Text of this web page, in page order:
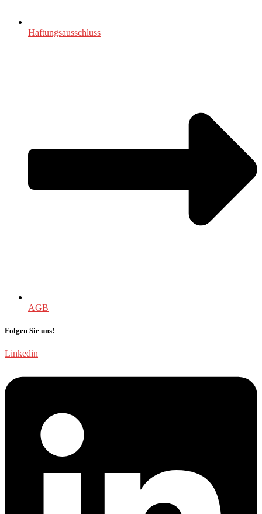
Haftungsausschluss
AGB
Folgen Sie uns!
Linkedin